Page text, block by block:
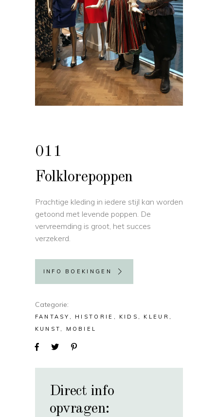
011
Folklorepoppen
Prachtige kleding in iedere stijl kan worden
getoond met levende poppen. De
vervreemding is groot, het succes
verzekerd.
INFO BOEKINGEN
Categorie
FANTASY HISTORIE KIDS
KLEUR
KUNST
MOBIEL
Direct info
opvragen: